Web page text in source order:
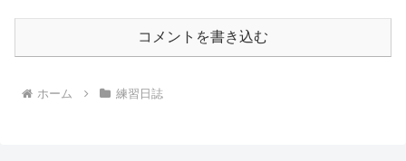
コメントを書き込む
ホーム 練習日誌